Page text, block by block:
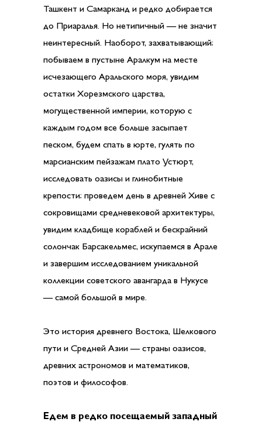
Ташкент и Самарканд и редко добирается
до Приаралья. Но нетипичный — не значит
неинтересный. Наоборот, захватывающий:
побываем в пустыне Аралкум на месте
исчезающего Аральского моря, увидим
остатки Хорезмского царства,
могущественной империи, которую с
каждым годом все больше засыпает
песком, будем спать в юрте, гулять по
марсианским пейзажам плато Устюрт,
исследовать оазисы и глинобитные
крепости: проведем день в древней Хиве с
сокровищами средневековой архитектуры,
увидим кладбище кораблей и бескрайний
солончак Барсакельмес, искупаемся в Арале
и завершим исследованием уникальной
коллекции советского авангарда в Нукусе
— самой большой в мире.
Это история древнего Востока, Шелкового
пути и Средней Азии — страны оазисов,
древних астрономов и математиков,
поэтов и философов.
Едем в редко посещаемый западный